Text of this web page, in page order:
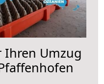
Ihren Umzug